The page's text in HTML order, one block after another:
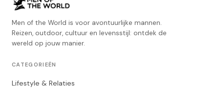
Men of the World is voor avontuurlijke mannen.
Reizen, outdoor, cultuur en levensstijl: ontdek de
wereld op jouw manier.
CATEGORIEËN
Lifestyle & Relaties